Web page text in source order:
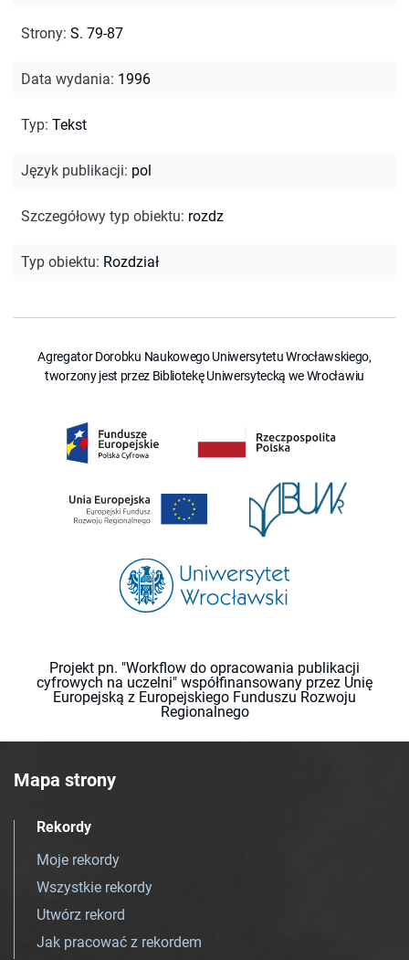
Strony: S. 79-87
Data wydania: 1996
Typ: Tekst
Język publikacji: pol
Szczegółowy typ obiektu: rozdz
Typ obiektu: Rozdział
Agregator Dorobku Naukowego Uniwersytetu Wrocławskiego,
tworzony jest przez Bibliotekę Uniwersytecką we Wrocławiu
Projekt pn. "Workflow do opracowania publikacji
cyfrowych na uczelni" współfinansowany przez Unię
Europejską z Europejskiego Funduszu Rozwoju
Regionalnego
Mapa strony
Rekordy
Moje rekordy
Wszystkie rekordy
Utwórz rekord
Jak pracować z rekordem